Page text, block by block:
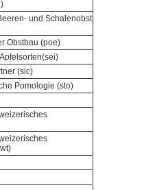
und Schalenobst
Obstbau (poe)
(sic)
Pomologie (sto)